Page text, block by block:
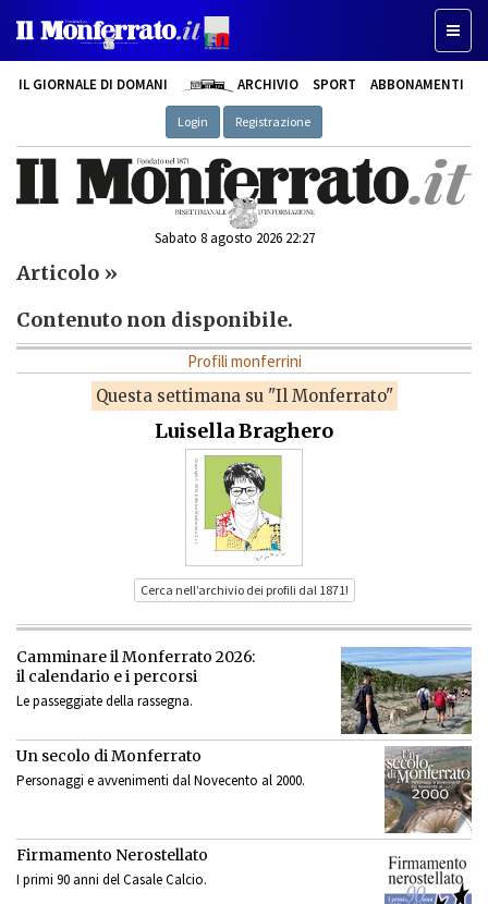
IL GIORNALE DI DOMANI ARCHIVIO SPORT ABBONAMENTI
Login Registrazione
Sabato 8 agosto 2026 22:27
Articolo »
Contenuto non disponibile.
Profili monferrini
Questa settimana su "Il Monferrato"
Luisella Braghero
Cerca nell’archivio dei profili dal 1871!
Camminare il Monferrato 2026:
il calendario e i percorsi
Le passeggiate della rassegna.
Un secolo di Monferrato
Personaggi e avvenimenti dal Novecento al 2000.
Firmamento Nerostellato
I primi 90 anni del Casale Calcio.